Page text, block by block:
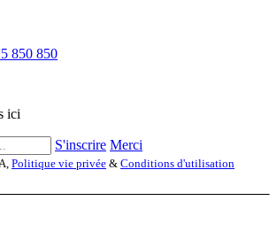
850 850
ici
S'inscrire Merci
Politique vie privée & Conditions d'utilisation